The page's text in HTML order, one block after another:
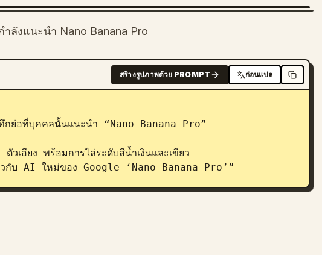
ลังแนะนำ Nano Banana Pro
สร้างรูปภาพด้วย PROMPT ก่อนแปล
กย่อที่บุคคลนั้นแนะนำ “Nano Banana Pro”
เอียง พร้อมการไล่ระดับสีน้ำเงินและเขียว
วกับ AI ใหม่ของ Google ‘Nano Banana Pro’”